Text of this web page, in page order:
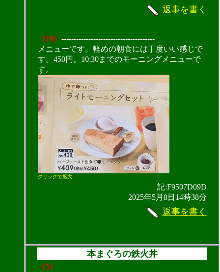
返事を書く
（10） --------------------------------------
メニューです。軽めの朝食には丁度いい感じで
す。450円。10:30までのモーニングメニューで
す。
クリックで拡大
記:F9507D09D
2025年5月8日14時38分
返事を書く
本まぐろの鉄火丼
（5）